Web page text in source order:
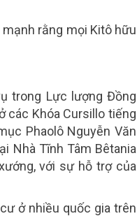
rằng mọi Kitô hữu
trong Lực lượng Đồng
các Khóa Cursillo tiếng
Phaolô Nguyễn Văn
Nhà Tĩnh Tâm Bêtania
với sự hỗ trợ của
ở nhiều quốc gia trên